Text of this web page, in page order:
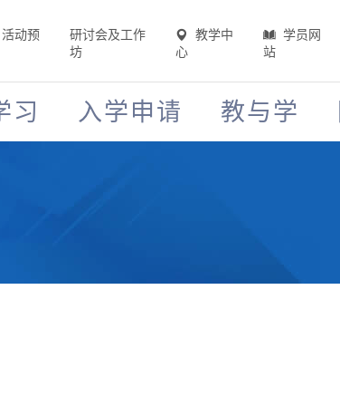
活动预
研讨会及工作
坊
教学中
心
学员网
站
习 入学申请 教与学